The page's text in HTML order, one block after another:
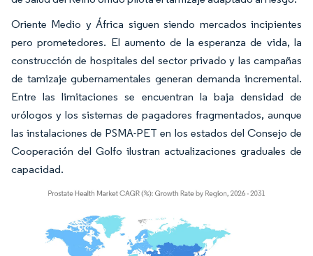
Oriente Medio y África siguen siendo mercados incipientes
pero prometedores. El aumento de la esperanza de vida, la
construcción de hospitales del sector privado y las campañas
de tamizaje gubernamentales generan demanda incremental.
Entre las limitaciones se encuentran la baja densidad de
urólogos y los sistemas de pagadores fragmentados, aunque
las instalaciones de PSMA-PET en los estados del Consejo de
Cooperación del Golfo ilustran actualizaciones graduales de
capacidad.